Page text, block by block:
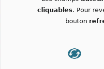
cliquables. Pour
bouton